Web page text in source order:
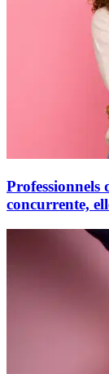
Professionnels
concurrente,